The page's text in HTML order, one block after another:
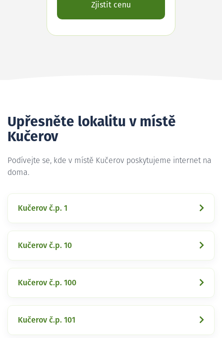
Zjistit cenu
Upřesněte lokalitu v místě
Kučerov
Podívejte se, kde v místě Kučerov poskytujeme internet na
doma.
Kučerov č.p. 1
Kučerov č.p. 10
Kučerov č.p. 100
Kučerov č.p. 101